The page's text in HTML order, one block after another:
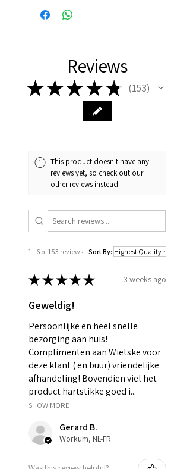
vaak de volgende dag al in
huis!
Reviews
★★★ ★ ★ 153
153
This product doesn't have any
reviews yet, so check out our
other reviews instead.
1 - 6 of 153 reviews Sort By:
★★★★★ 3 weeks ago
Geweldig!
Persoonlijke en heel snelle
bezorging aan huis!
Complimenten aan Wietske voor
deze klant ( en buur) vriendelijke
afhandeling! Bovendien viel het
product hartstikke goed i...
SHOW MORE
Gerard B.
Workum, NL-FR